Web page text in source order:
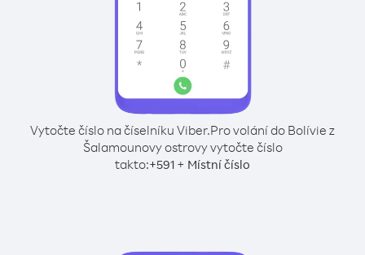
Vytočte číslo na číselníku Viber.Pro volání do Bolívie z
Šalamounovy ostrovy vytočte číslo
takto:+591 + Místní číslo